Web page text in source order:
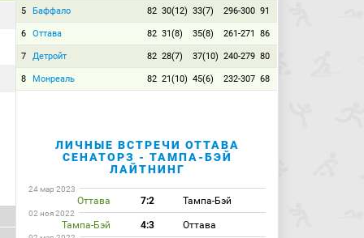
5 Баффало 82 30(12) 33(7) 296-300 91
6 Оттава 82 31(8) 35(8) 261-271 86
7 Детройт 82 28(7) 37(10) 240-279 80
8 Монреаль 82 21(10) 45(6) 232-307 68
ЛИЧНЫЕ ВСТРЕЧИ ОТТАВА
СЕНАТОРЗ - ТАМПА-БЭЙ
ЛАЙТНИНГ
24 мар 2023
Оттава 7:2 Тампа-Бэй
02 ноя 2022
Тампа-Бэй 4:3 Оттава